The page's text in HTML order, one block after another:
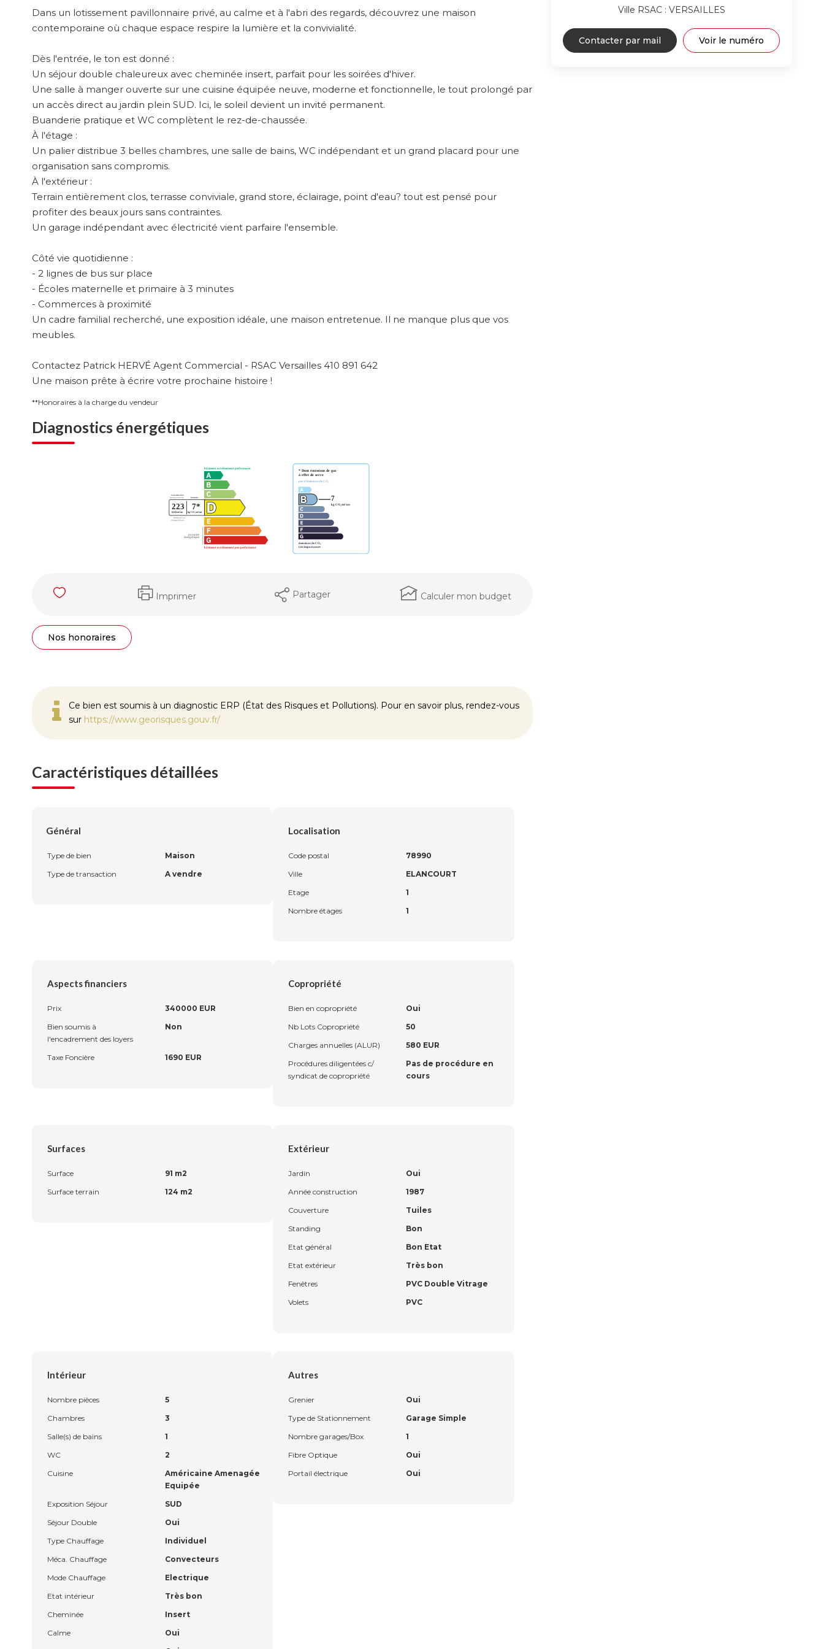
Dans un lotissement pavillonnaire privé, au calme et à l'abri des regards, découvrez une maison
contemporaine où chaque espace respire la lumière et la convivialité.
Dès l'entrée, le ton est donné :
Un séjour double chaleureux avec cheminée insert, parfait pour les soirées d'hiver.
Une salle à manger ouverte sur une cuisine équipée neuve, moderne et fonctionnelle, le tout prolongé par
un accès direct au jardin plein SUD. Ici, le soleil devient un invité permanent.
Buanderie pratique et WC complètent le rez-de-chaussée.
À l'étage :
Un palier distribue 3 belles chambres, une salle de bains, WC indépendant et un grand placard pour une
organisation sans compromis.
À l'extérieur :
Terrain entièrement clos, terrasse conviviale, grand store, éclairage, point d'eau? tout est pensé pour
profiter des beaux jours sans contraintes.
Un garage indépendant avec électricité vient parfaire l'ensemble.
Côté vie quotidienne :
- 2 lignes de bus sur place
- Écoles maternelle et primaire à 3 minutes
- Commerces à proximité
Un cadre familial recherché, une exposition idéale, une maison entretenue. Il ne manque plus que vos
meubles.
Contactez Patrick HERVÉ Agent Commercial - RSAC Versailles 410 891 642
Une maison prête à écrire votre prochaine histoire !
**Honoraires à la charge du vendeur
Diagnostics énergétiques
Imprimer Partager Calculer mon budget
Nos honoraires
Ce bien est soumis à un diagnostic ERP (État des Risques et Pollutions). Pour en savoir plus, rendez-vous
sur https://www.georisques.gouv.fr/
Caractéristiques détaillées
Général
Type de bien
Maison
Type de transaction
A vendre
Localisation
Code postal
78990
Ville
ELANCOURT
Etage
1
Nombre étages
1
Aspects financiers
Prix
340000 EUR
Bien soumis à
l'encadrement des loyers
Non
Taxe Foncière 1690 EUR
Copropriété
Bien en copropriété
Oui
Nb Lots Copropriété
50
Charges annuelles (ALUR)
580 EUR
Procédures diligentées c/
syndicat de copropriété
Pas de procédure en
cours
Surfaces
Surface
91 m2
Surface terrain
124 m2
Extérieur
Jardin
Oui
Année construction
1987
Couverture
Tuiles
Standing
Bon
Etat général
Bon Etat
Etat extérieur
Très bon
Fenêtres
PVC Double Vitrage
Volets
PVC
Intérieur
Nombre pièces
5
Chambres
3
Salle(s) de bains
1
WC
2
Cuisine
Américaine Amenagée
Equipée
Exposition Séjour
SUD
Séjour Double
Oui
Type Chauffage
Individuel
Méca. Chauffage
Convecteurs
Mode Chauffage
Electrique
Etat intérieur
Très bon
Cheminée
Insert
Calme
Oui
Autres
Grenier
Oui
Type de Stationnement
Garage Simple
Nombre garages/Box
1
Fibre Optique
Oui
Portail électrique
Oui
Ville RSAC : VERSAILLES
Contacter par mail Voir le numéro